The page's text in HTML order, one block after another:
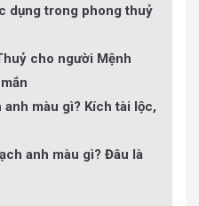
dụng trong phong thuỷ
cho người Mệnh
màu gì? Kích tài lộc,
anh màu gì? Đâu là